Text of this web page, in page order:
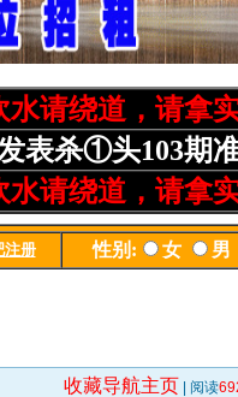
收藏导航主页 | 阅读